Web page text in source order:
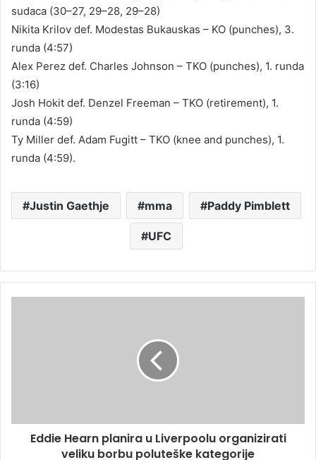
sudaca (30–27, 29–28, 29–28)
Nikita Krilov def. Modestas Bukauskas – KO (punches), 3.
runda (4:57)
Alex Perez def. Charles Johnson – TKO (punches), 1. runda
(3:16)
Josh Hokit def. Denzel Freeman – TKO (retirement), 1.
runda (4:59)
Ty Miller def. Adam Fugitt – TKO (knee and punches), 1.
runda (4:59).
Justin Gaethje mma Paddy Pimblett
UFC
Eddie Hearn planira u Liverpoolu organizirati
veliku borbu poluteške kategorije